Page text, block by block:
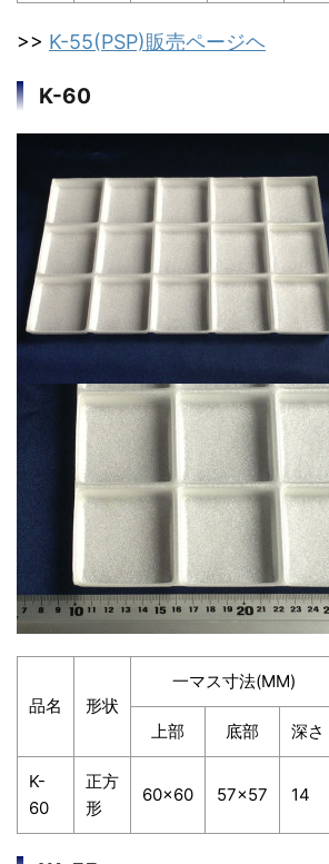
>> K-55(PSP)販売ページヘ
K-60
品名 形状
一マス寸法(MM)
上部
底部 深さ
K-
60
正方
形
60×60 57×57 14